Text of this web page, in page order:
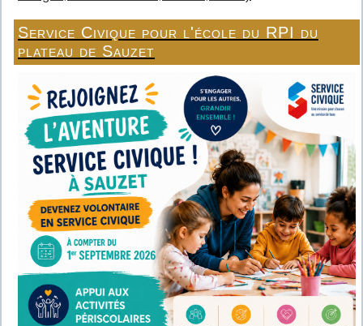
Service Civique pour l'école du RPI du
plateau de Sauzet